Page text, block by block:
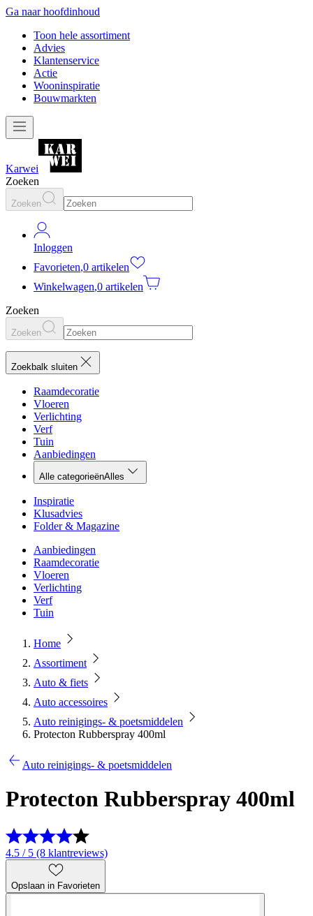
Ga naar hoofdinhoud
Toon hele assortiment
Advies
Klantenservice
Actie
Wooninspiratie
Bouwmarkten
Karwei
Zoeken
Zoeken
Inloggen
Favorieten,0 artikelen
Winkelwagen,0 artikelen
Zoeken
Zoeken
Zoekbalk sluiten
Raamdecoratie
Vloeren
Verlichting
Verf
Tuin
Aanbiedingen
Alle categorieënAlles
Inspiratie
Klusadvies
Folder & Magazine
Aanbiedingen
Raamdecoratie
Vloeren
Verlichting
Verf
Tuin
Home
Assortiment
Auto & fiets
Auto accessoires
Auto reinigings- & poetsmiddelen
Protecton Rubberspray 400ml
Auto reinigings- & poetsmiddelen
Protecton Rubberspray 400ml
4.5 / 5 (8 klantreviews)
Opslaan in Favorieten